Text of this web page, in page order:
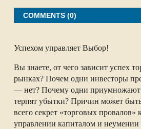
r
e
b
o
t
t
e
i
l
COMMENTS (0)
Успехом управляет Выбор!
Вы знаете, от чего зависит успех
рынках? Почем одни инвесторы
— нет? Почему одни приумножают
терпят убытки? Причин может
всего секрет «торговых провалов»
управлении капиталом и неумении